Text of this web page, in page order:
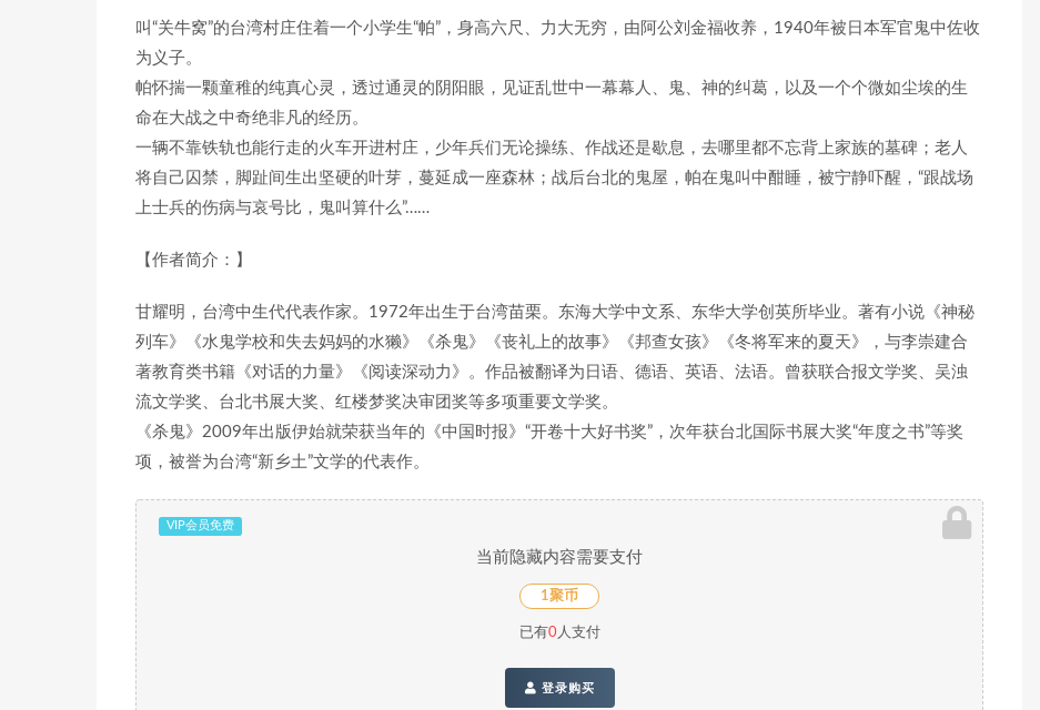
叫“关牛窝”的台湾村庄住着一个小学生“帕”，身高六尺、力大无穷，由阿公刘金福收养，1940年被日本军官鬼中佐收
为义子。
帕怀揣一颗童稚的纯真心灵，透过通灵的阴阳眼，见证乱世中一幕幕人、鬼、神的纠葛，以及一个个微如尘埃的生
命在大战之中奇绝非凡的经历。
一辆不靠铁轨也能行走的火车开进村庄，少年兵们无论操练、作战还是歇息，去哪里都不忘背上家族的墓碑；老人
将自己囚禁，脚趾间生出坚硬的叶芽，蔓延成一座森林；战后台北的鬼屋，帕在鬼叫中酣睡，被宁静吓醒，“跟战场
上士兵的伤病与哀号比，鬼叫算什么”……
【作者简介：】
甘耀明，台湾中生代代表作家。1972年出生于台湾苗栗。东海大学中文系、东华大学创英所毕业。著有小说《神秘
列车》《水鬼学校和失去妈妈的水獭》《杀鬼》《丧礼上的故事》《邦查女孩》《冬将军来的夏天》，与李崇建合
著教育类书籍《对话的力量》《阅读深动力》。作品被翻译为日语、德语、英语、法语。曾获联合报文学奖、吴浊
流文学奖、台北书展大奖、红楼梦奖决审团奖等多项重要文学奖。
《杀鬼》2009年出版伊始就荣获当年的《中国时报》“开卷十大好书奖”，次年获台北国际书展大奖“年度之书”等奖
项，被誉为台湾“新乡土”文学的代表作。
VIP会员免费
当前隐藏内容需要支付
1聚币
已有0人支付
登录购买